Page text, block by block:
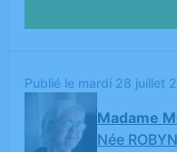
Publié le mardi 28 juillet
Madame
Née ROBYN